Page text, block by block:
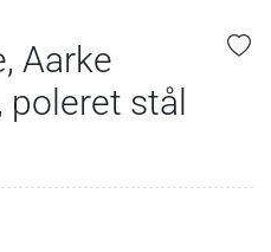
Aarke
poleret stål